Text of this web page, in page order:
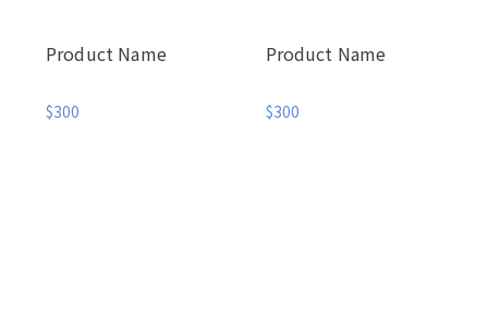
Product Name
$300
Product Name
$300